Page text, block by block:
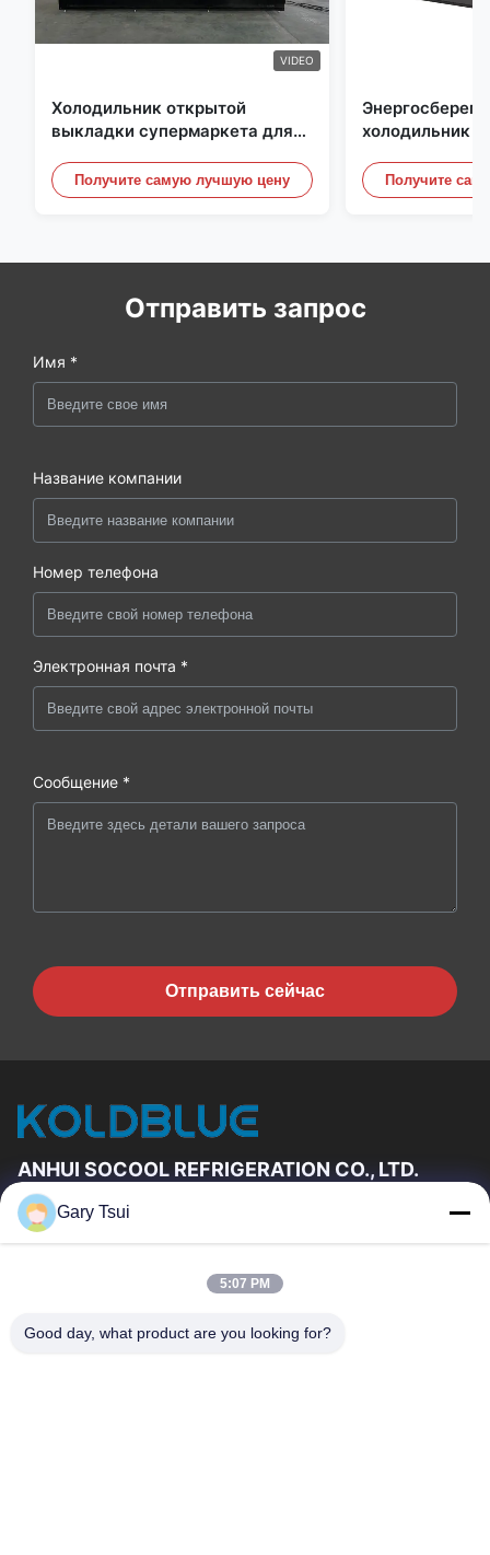
VIDEO
Холодильник открытой
выкладки супермаркета для
освещением СИД
Получите самую лучшую цену
холодильник
небом
витринные
Получите
Отправить запрос
Имя *
Название компании
Номер телефона
Электронная почта *
Сообщение *
Отправить сейчас
ANHUI SOCOOL REFRIGERATION CO., LTD.
Быстрые Связи
О Нас
Путешествие Фабрики
Проверка Качества
Gary Tsui
5:07 PM
Good day, what product are you looking for?